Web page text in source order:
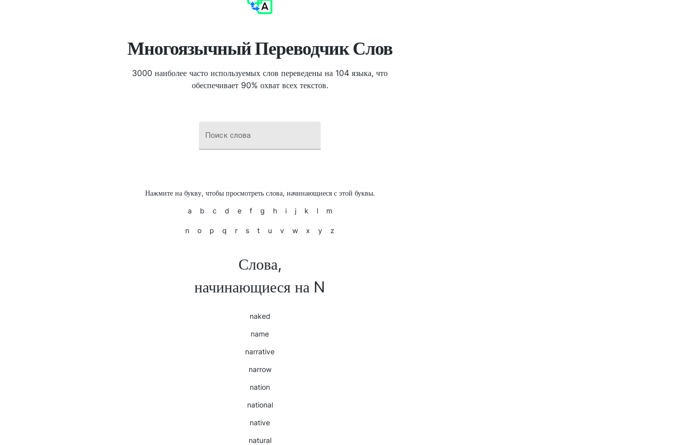
Многоязычный Переводчик Слов
3000 наиболее часто используемых слов переведены на 104 языка, что
обеспечивает 90% охват всех текстов.
Поиск слова
Нажмите на букву, чтобы просмотреть слова, начинающиеся с этой буквы.
a b c d e f g h i j k l m
n o p q r s t u v w x y z
Слова,
начинающиеся на N
naked
name
narrative
narrow
nation
national
native
natural